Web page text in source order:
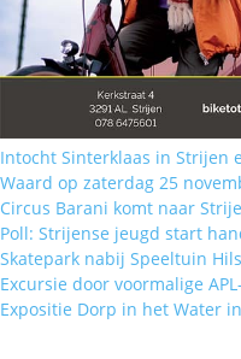
Intocht Sinterklaas in Strijen
Waard op zaterdag 25
Circus Barani komt naar
Poll: Strijense jeugd start
Skatepark nabij Speeltuin
Excursie door voormalige
Expositie Dorp in het Water